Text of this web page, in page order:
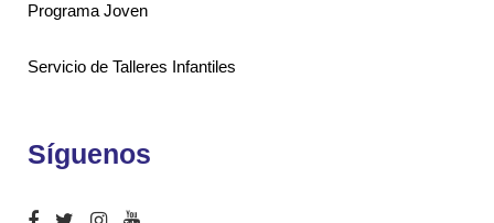
Programa Joven
Servicio de Talleres Infantiles
Síguenos